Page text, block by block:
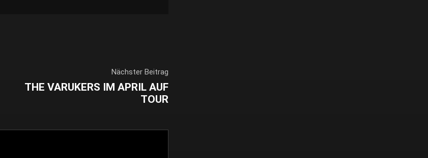
Nächster Beitrag
THE VARUKERS IM APRIL AUF
TOUR